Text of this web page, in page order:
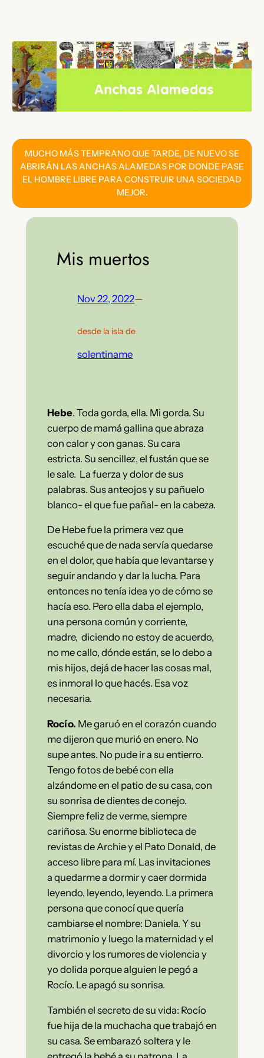
contenido
MUCHO MÁS TEMPRANO QUE TARDE, DE NUEVO SE
ABRIRÁN LAS ANCHAS ALAMEDAS POR DONDE PASE
EL HOMBRE LIBRE PARA CONSTRUIR UNA SOCIEDAD
MEJOR.
Mis muertos
Nov 22, 2022—
desde la isla de
solentiname
Hebe. Toda gorda, ella. Mi gorda. Su
cuerpo de mamá gallina que abraza
con calor y con ganas. Su cara
estricta. Su sencillez, el fustán que se
le sale. La fuerza y dolor de sus
palabras. Sus anteojos y su pañuelo
blanco- el que fue pañal- en la cabeza.
De Hebe fue la primera vez que
escuché que de nada servía quedarse
en el dolor, que había que levantarse y
seguir andando y dar la lucha. Para
entonces no tenía idea yo de cómo se
hacía eso. Pero ella daba el ejemplo,
una persona común y corriente,
madre, diciendo no estoy de acuerdo,
no me callo, dónde están, se lo debo a
mis hijos, dejá de hacer las cosas mal,
es inmoral lo que hacés. Esa voz
necesaria.
Rocío. Me garuó en el corazón cuando
me dijeron que murió en enero. No
supe antes. No pude ir a su entierro.
Tengo fotos de bebé con ella
alzándome en el patio de su casa, con
su sonrisa de dientes de conejo.
Siempre feliz de verme, siempre
cariñosa. Su enorme biblioteca de
revistas de Archie y el Pato Donald, de
acceso libre para mí. Las invitaciones
a quedarme a dormir y caer dormida
leyendo, leyendo, leyendo. La primera
persona que conocí que quería
cambiarse el nombre: Daniela. Y su
matrimonio y luego la maternidad y el
divorcio y los rumores de violencia y
yo dolida porque alguien le pegó a
Rocío. Le apagó su sonrisa.
También el secreto de su vida: Rocío
fue hija de la muchacha que trabajó en
su casa. Se embarazó soltera y le